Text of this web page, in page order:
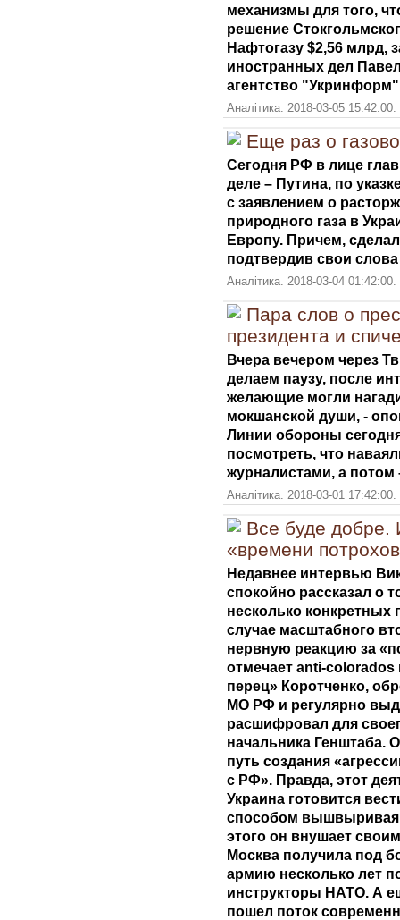
механизмы для того,
решение
Нафтогазу $2,56 млрд,
иностранных дел
агентство
Аналітика. 2018-03-05
Еще раз о
Сегодня РФ в лице
деле – Путина, по
с заявлением о
природного газа в
Европу. Причем,
подтвердив свои
Аналітика. 2018-03-04
Пара слов о
президента и
Вчера вечером через
делаем паузу, после
желающие могли
мокшанской души, -
Линии обороны
посмотреть, что
журналистами, а потом
Аналітика. 2018-03-01
Все буде добре.
«времени
Недавнее интервью
спокойно рассказал о
несколько конкретных
случае масштабного
нервную реакцию за
отмечает anti-
перец» Коротченко,
МО РФ и регулярно
расшифровал для
начальника Генштаба.
путь создания
с РФ». Правда, этот
Украина готовится
способом вышвыривая
этого он внушает
Москва получила под
армию несколько лет
инструкторы НАТО. А
пошел поток